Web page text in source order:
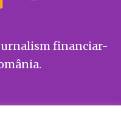
financiar-